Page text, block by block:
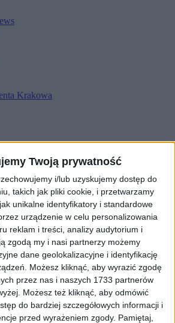
Twoją prywatność
i/lub uzyskujemy dostęp do
takich jak pliki cookie, i przetwarzamy
unikalne identyfikatory i standardowe
urządzenie w celu personalizowania
reklam i treści, analizy audytorium i
zgodą my i nasi partnerzy możemy
dane geolokalizacyjne i identyfikację
Możesz kliknąć, aby wyrazić zgodę
przez nas i naszych 1733 partnerów
Możesz też kliknąć, aby odmówić
do bardziej szczegółowych informacji i
przed wyrażeniem zgody. Pamiętaj,
Krakowa
lotniska
lat krakowskiego